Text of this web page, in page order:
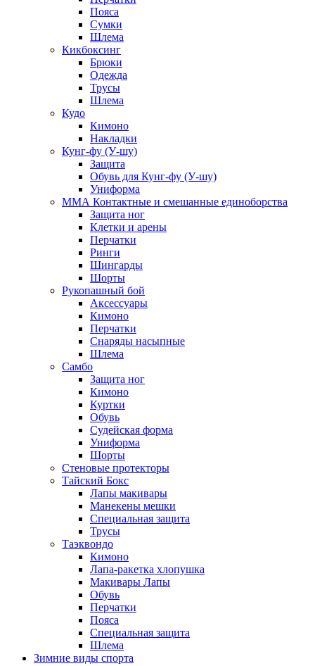
Пояса
Сумки
Шлема
Кикбоксинг
Брюки
Одежда
Трусы
Шлема
Кудо
Кимоно
Накладки
Кунг-фу (У-шу)
Защита
Обувь для Кунг-фу (У-шу)
Униформа
ММА Контактные и смешанные единоборства
Защита ног
Клетки и арены
Перчатки
Ринги
Шингарды
Шорты
Рукопашный бой
Аксессуары
Кимоно
Перчатки
Снаряды насыпные
Шлема
Самбо
Защита ног
Кимоно
Куртки
Обувь
Судейская форма
Униформа
Шорты
Стеновые протекторы
Тайский Бокс
Лапы макивары
Манекены мешки
Специальная защита
Трусы
Таэквондо
Кимоно
Лапа-ракетка хлопушка
Макивары Лапы
Обувь
Перчатки
Пояса
Специальная защита
Шлема
Зимние виды спорта